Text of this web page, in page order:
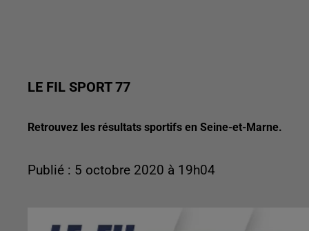
LE FIL SPORT 77
Retrouvez les résultats sportifs en Seine-et-Marne.
Publié : 5 octobre 2020 à 19h04